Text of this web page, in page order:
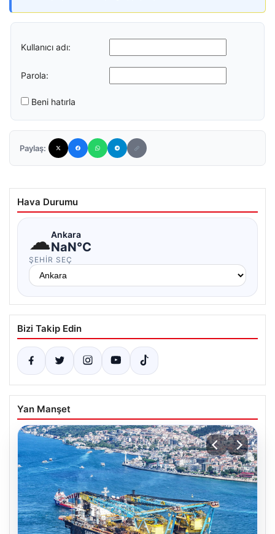
Kullanıcı adı:
Parola:
Beni hatırla
Paylaş:
Hava Durumu
☁Ankara
NaN°C
ŞEHIR SEÇ
Bizi Takip Edin
Yan Manşet